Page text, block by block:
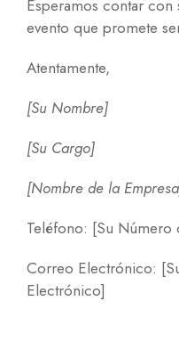
Esperamos contar con
evento que promete
Atentamente,
[Su Nombre]
[Su Cargo]
[Nombre de la
Teléfono: [Su Número
Correo Electrónico:
Electrónico]